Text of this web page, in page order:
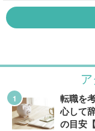
転職を
心して
の目安